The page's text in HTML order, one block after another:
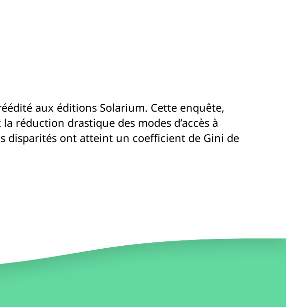
aux éditions Solarium. Cette enquête,
réduction drastique des modes d’accès à
disparités ont atteint un coefficient de Gini de